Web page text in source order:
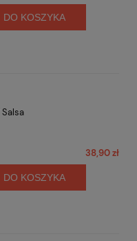
DO KOSZYKA
38,90 zł
DO KOSZYKA